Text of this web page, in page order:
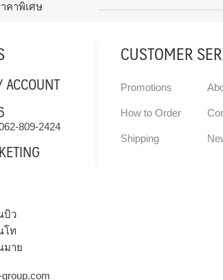
คาพิเศษ
809-2424
ว
โท
าย
CUSTOMER
Promotions
How to Order
Shipping